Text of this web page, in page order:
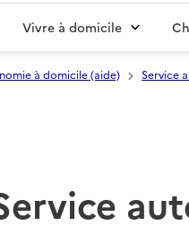
Vivre à domicile
à domicile (aide) Service